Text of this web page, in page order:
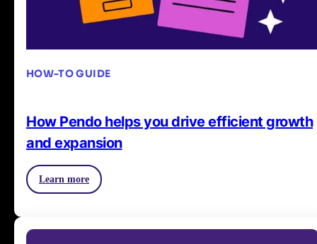
HOW-TO GUIDE
How Pendo helps you drive efficient growth
and expansion
Learn more